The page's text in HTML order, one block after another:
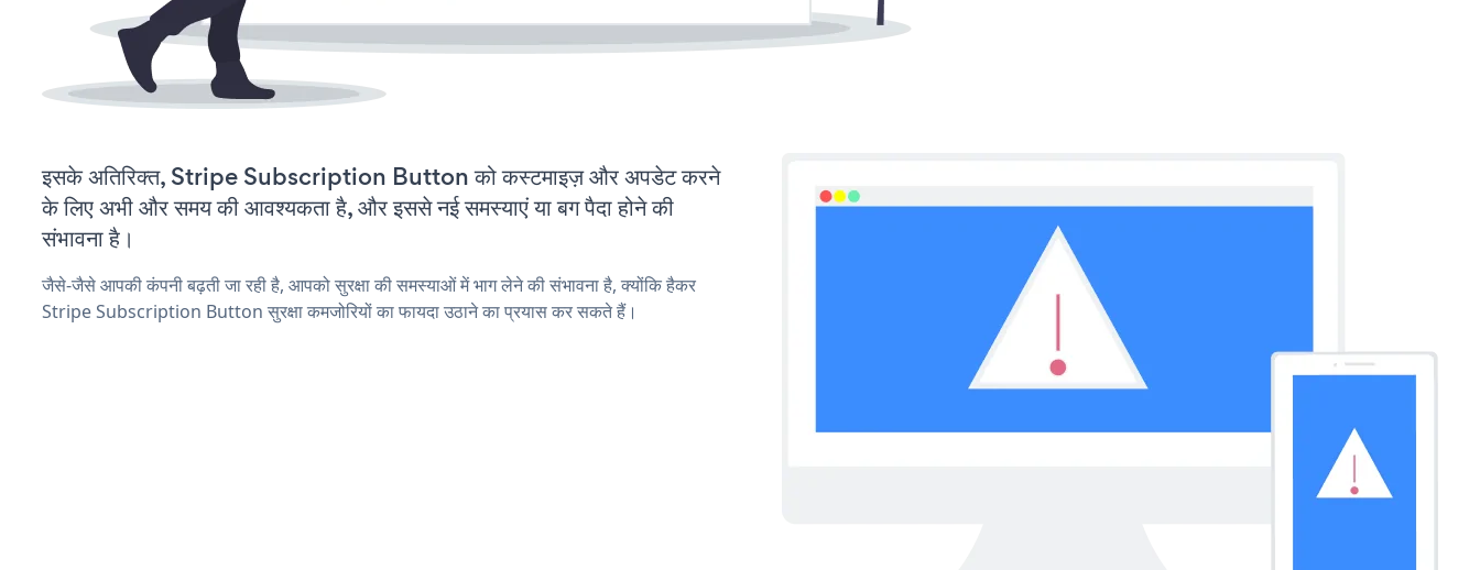
इसके अतिरिक्त, Stripe Subscription Button को कस्टमाइज़ और अपडेट करने
के लिए अभी और समय की आवश्यकता है, और इससे नई समस्याएं या बग पैदा होने की
संभावना है।
जैसे-जैसे आपकी कंपनी बढ़ती जा रही है, आपको सुरक्षा की समस्याओं में भाग लेने की संभावना है, क्योंकि हैकर
Stripe Subscription Button सुरक्षा कमजोरियों का फायदा उठाने का प्रयास कर सकते हैं।